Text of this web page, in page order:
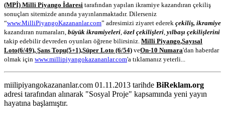
(MPİ) Milli Piyango İdaresi tarafından yapılan ikramiye kazandıran çekiliş
sonuçları sitemizde anında yayınlanmaktadır. Dilerseniz
“www.MilliPiyangoKazananlar.com” adresimizi ziyaret ederek çekiliş, ikramiye
kazandıran numaraları, büyük ikramiyeleri özel çekilişleri yılbaşı çekilişlerini
takip edebilir devreden oyunları öğrene bilirsiniz. Milli Piyango,Sayısal
Loto(6/49), Şans Topu(5+1),Süper Loto (6/54) veOn-10 Numara'dan haberdar
olmak için www.millipiyangokazananlar.com'a tıklamanız yeterli...
miilipiyangokazananlar.com 01.11.2013 tarihde BiReklam.org
adresi tarafından alınarak "Sosyal Proje" kapsamında yeni yayın
hayatına başlamıştır.